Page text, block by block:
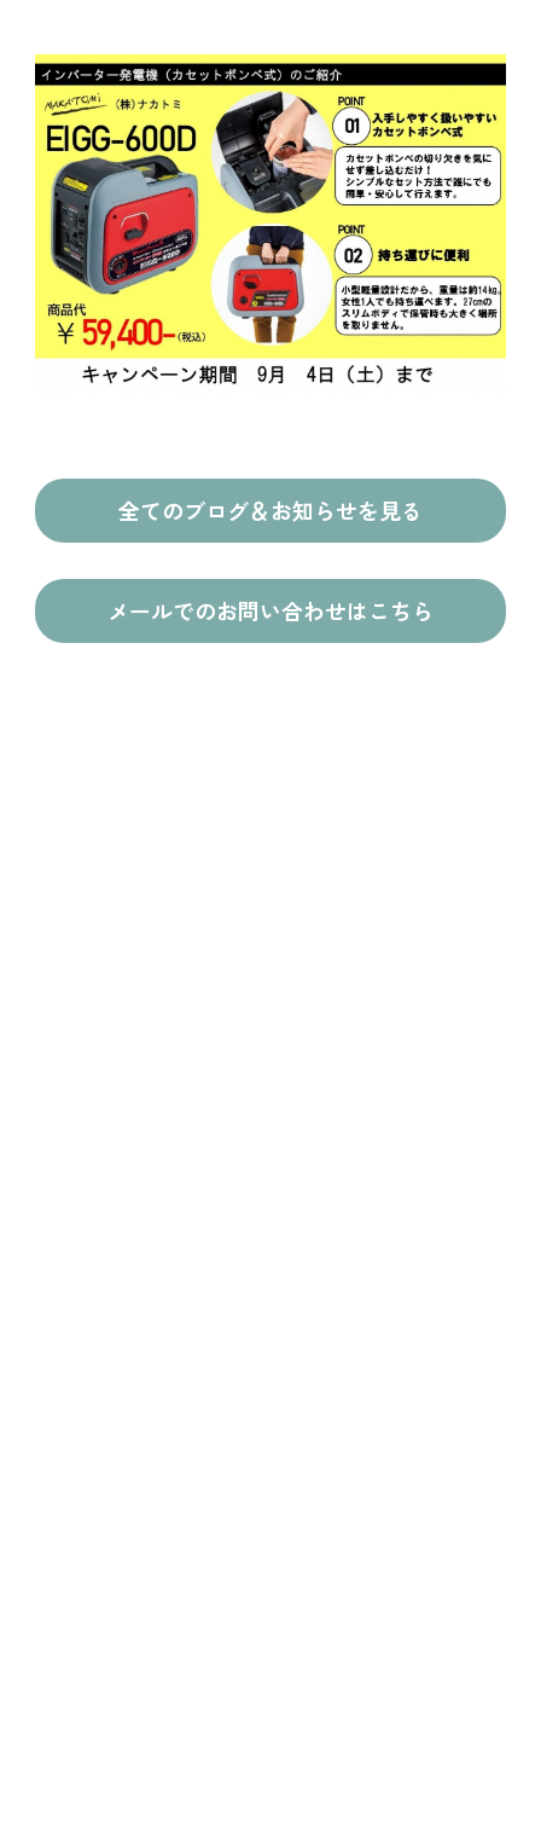
全てのブログ＆お知らせを見る
メールでのお問い合わせはこちら